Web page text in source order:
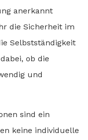
anerkannt
die Sicherheit im
Selbstständigkeit
ob die
und
sind ein
keine individuelle